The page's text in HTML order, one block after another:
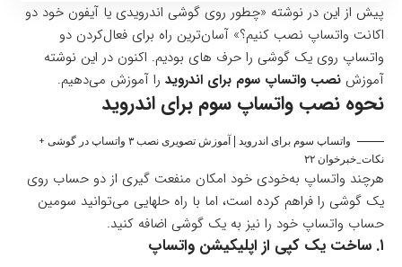
پیش از این در نوشته «چطور روی گوشی اندرویدی یا آیفون خود دو
اکانت واتساپ نصب کنیم؟» آسان‌ترین راه برای فعال‌کردن دو
واتساپ روی یک گوشی را حرف های بودیم. اکنون در این نوشته
آموزش نصب واتساپ سوم برای اندروید را آموزش می‌دهیم.
نحوه نصب واتساپ سوم برای اندروید
واتساپ سوم برای اندروید | آموزش تصویری نصب ۳ واتساپ در گوشی +
نکات_خبرخوان ۲۲
هرچند واتساپ به‌خودی خود امکان منفعت گیری از دو حساب روی
یک گوشی را فراهم کرده است، اما با راه حلهایی می‌توانید سومین
حساب واتساپ خود را نیز به یک گوشی اضافه کنید.
۱. ساخت یک کپی از اپلیکیشن واتساپ